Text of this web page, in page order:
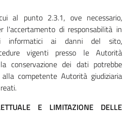
al punto 2.3.1, ove necessario,
l'accertamento di responsabilità in
informatici ai danni del sito,
vigenti presso le Autorità
conservazione dei dati potrebbe
competente Autorità giudiziaria
E LIMITAZIONE DELLE